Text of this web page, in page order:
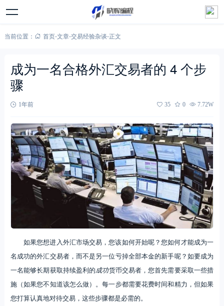
当前位置： 首页-文章-交易经验杂谈-正文
成为一名合格外汇交易者的 4 个步
骤
1年前 35 0 7.72W
如果您想进入外汇市场交易，您该如何开始呢？您如何才能成为一
名成功的外汇交易者，而不是另一位亏掉全部本金的新手呢？如要成为
一名能够长期获取持续盈利的成功货币交易者，您首先需要采取一些措
施（如果您不知道该怎么做）。每一步都需要花费时间和精力，但如果
您打算认真地对待交易，这些步骤都是必需的。